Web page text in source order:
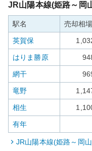
JR山陽本線(姫路～岡
駅名 売却相場
英賀保
はりま勝原
網干
竜野
相生
有年
JR山陽本線(姫路～岡